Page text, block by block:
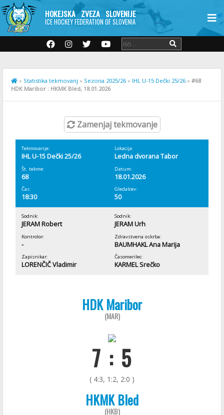
HOKEJSKA ZVEZA SLOVENIJE
ICE HOCKEY FEDERATION OF SLOVENIA
» Statistika tekmovanj » Sezona 2025/26 » IHL U-15 Dečki 25/26 » #68
HDK Maribor : HKMK Bled, 18.01.2026
Zamenjaj tekmovanje
Tekmovanje:
IHL U-15 Dečki 25/26
Lokacija:
Ledna dvorana Tabor
Št. tekme:
68
Datum:
18.01.2026
Čas:
18:30
Gledalcev:
50
Sodnik:
JERAM Robert
Sodnik:
JERAM Urh
Kontrolor:
-
Zdravstvena oskrba:
BAUMHAKL Ana Marija
Zapisnikar:
LORENČIČ Vladimir
Časomerilec:
KARMEL Srečko
HDK Maribor
(MAR)
7 : 5
( 4:3, 1:2, 2:0 )
HKMK Bled
(HKB)